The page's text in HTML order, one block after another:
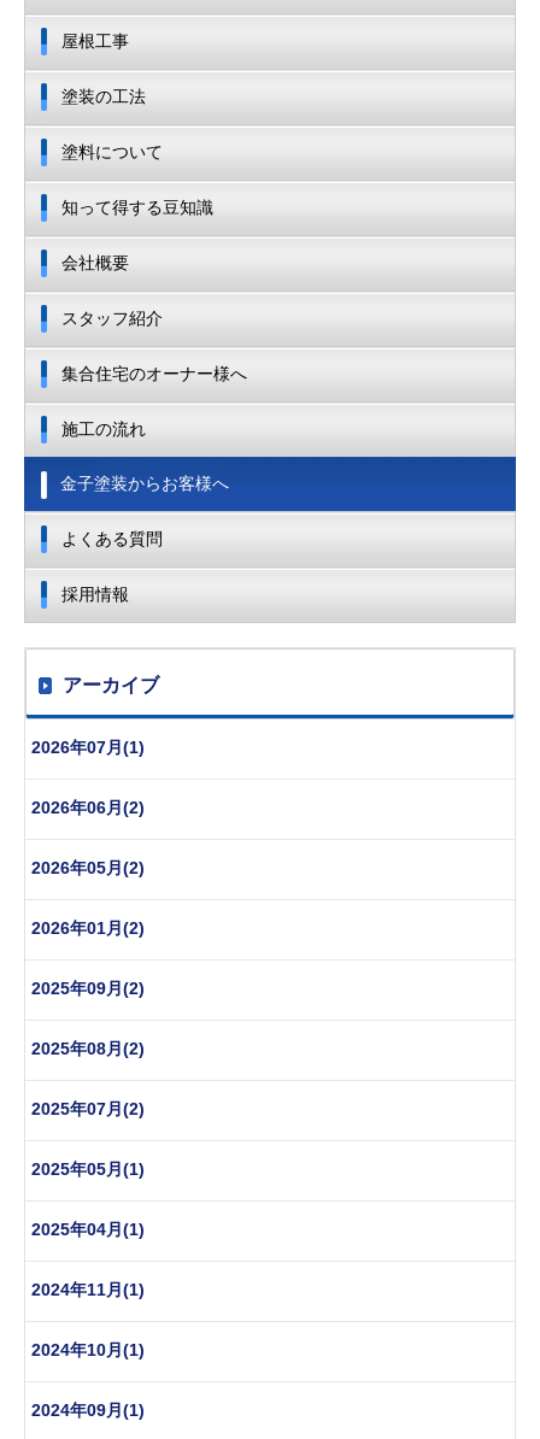
屋根工事
塗装の工法
塗料について
知って得する豆知識
会社概要
スタッフ紹介
集合住宅のオーナー様へ
施工の流れ
金子塗装からお客様へ
よくある質問
採用情報
アーカイブ
2026年07月(1)
2026年06月(2)
2026年05月(2)
2026年01月(2)
2025年09月(2)
2025年08月(2)
2025年07月(2)
2025年05月(1)
2025年04月(1)
2024年11月(1)
2024年10月(1)
2024年09月(1)